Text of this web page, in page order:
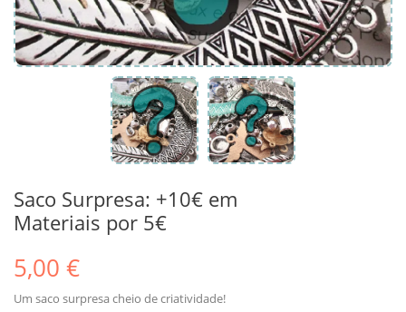
Saco Surpresa: +10€ em
Materiais por 5€
5,00 €
Um saco surpresa cheio de criatividade!